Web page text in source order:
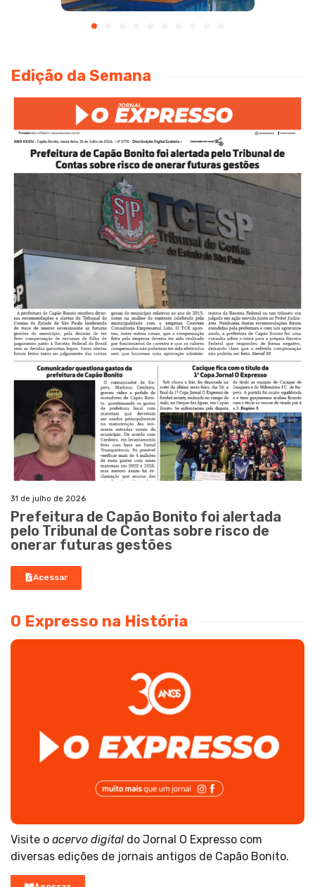
Edição da Semana
31 de julho de 2026
Prefeitura de Capão Bonito foi alertada
pelo Tribunal de Contas sobre risco de
onerar futuras gestões
Acessar
O Expresso na História
Visite o acervo digital do Jornal O Expresso com
diversas edições de jornais antigos de Capão Bonito.